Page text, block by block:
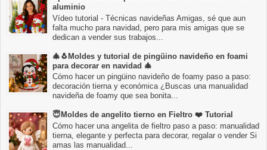
aluminio
Vídeo tutorial - Técnicas navideñas Amigas, sé que aun
falta mucho para navidad, pero para mis amigas que se
dedican a vender sus trabajos...
🎄🐧Moldes y tutorial de pingüino navideño en foami
para decorar en navidad 🎄
Cómo hacer un pingüino navideño de foamy paso a paso:
decoración tierna y económica ¿Buscas una manualidad
navideña de foamy que sea bonita...
😇Moldes de angelito tierno en Fieltro ❤️ Tutorial
Cómo hacer una angelita de fieltro paso a paso: manualidad
tierna, elegante y perfecta para decorar, regalar o vender Si
amas las manualidad...